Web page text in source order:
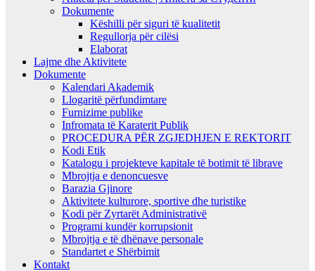
Dokumente
Këshilli për siguri të kualitetit
Regullorja për cilësi
Elaborat
Lajme dhe Aktivitete
Dokumente
Kalendari Akademik
Llogaritë përfundimtare
Furnizime publike
Infromata të Karaterit Publik
PROCEDURA PËR ZGJEDHJEN E REKTORIT
Kodi Etik
Katalogu i projekteve kapitale të botimit të librave
Mbrojtja e denoncuesve
Barazia Gjinore
Aktivitete kulturore, sportive dhe turistike
Kodi për Zyrtarët Administrativë
Programi kundër korrupsionit
Mbrojtja e të dhënave personale
Standartet e Shërbimit
Kontakt